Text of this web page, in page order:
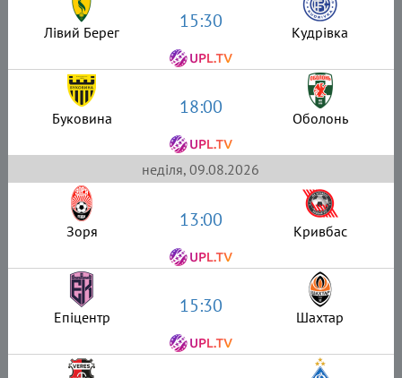
Лівий Берег 15:30 Кудрівка
Буковина 18:00 Оболонь
неділя, 09.08.2026
Зоря 13:00 Кривбас
Епіцентр 15:30 Шахтар